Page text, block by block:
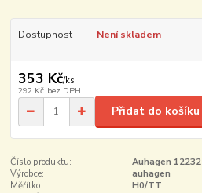
Dostupnost Není skladem
353 Kč/ks
292 Kč bez DPH
Přidat do košíku
Číslo produktu:
Auhagen 12232
Výrobce:
auhagen
Měřítko:
H0/TT